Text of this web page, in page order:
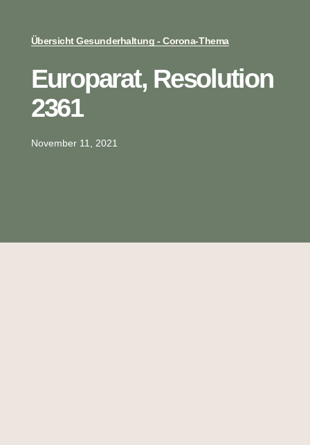
Übersicht Gesunderhaltung - Corona-Thema
Europarat, Resolution
2361
November 11, 2021